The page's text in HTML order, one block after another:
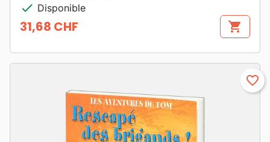
check Disponible
Prix
31,68 CHF shopping_cart
favorite_border